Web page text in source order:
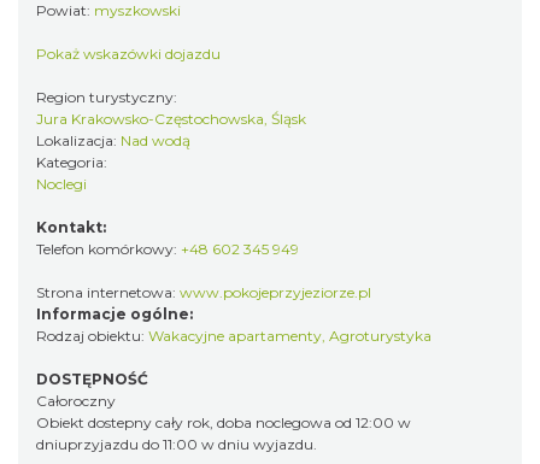
Powiat: myszkowski
Pokaż wskazówki dojazdu
Region turystyczny:
Jura Krakowsko-Częstochowska, Śląsk
Lokalizacja: Nad wodą
Kategoria:
Noclegi
Kontakt:
Telefon komórkowy: +48 602 345 949
Strona internetowa: www.pokojeprzyjeziorze.pl
Informacje ogólne:
Rodzaj obiektu: Wakacyjne apartamenty, Agroturystyka
DOSTĘPNOŚĆ
Całoroczny
Obiekt dostepny cały rok, doba noclegowa od 12:00 w
dniuprzyjazdu do 11:00 w dniu wyjazdu.